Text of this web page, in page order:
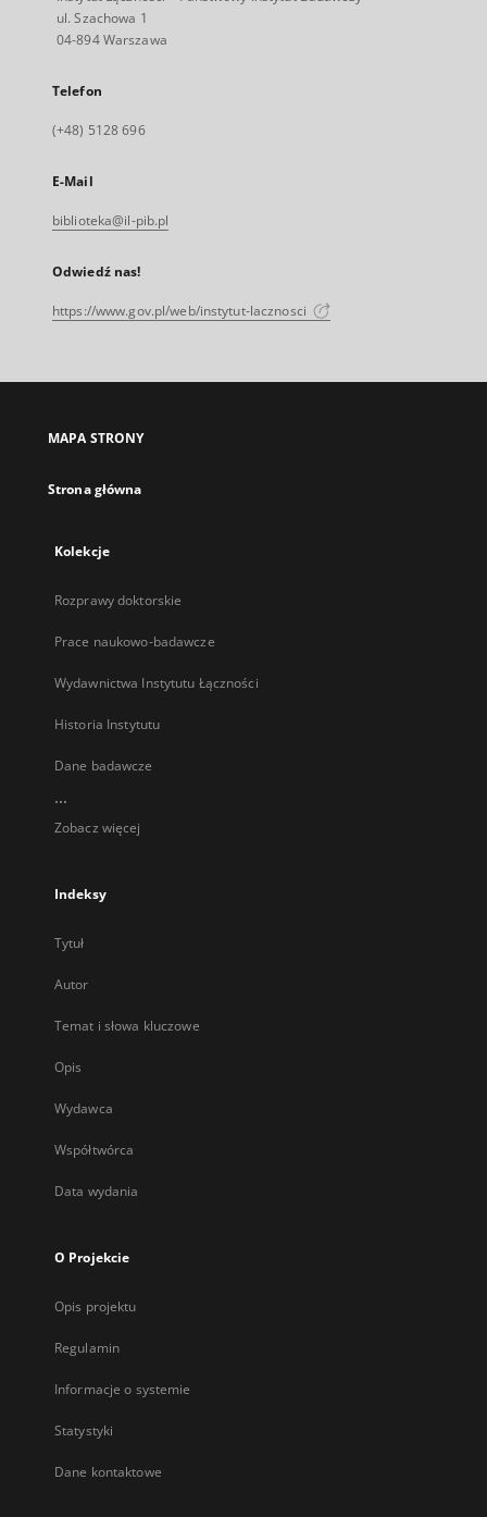
ul. Szachowa 1
04-894 Warszawa
Telefon
(+48) 5128 696
E-Mail
biblioteka@il-pib.pl
Odwiedź nas!
https://www.gov.pl/web/instytut-lacznosci
MAPA STRONY
Strona główna
Kolekcje
Rozprawy doktorskie
Prace naukowo-badawcze
Wydawnictwa Instytutu Łączności
Historia Instytutu
Dane badawcze
...
Zobacz więcej
Indeksy
Tytuł
Autor
Temat i słowa kluczowe
Opis
Wydawca
Współtwórca
Data wydania
O Projekcie
Opis projektu
Regulamin
Informacje o systemie
Statystyki
Dane kontaktowe